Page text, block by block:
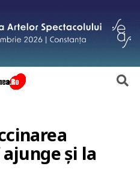
și la